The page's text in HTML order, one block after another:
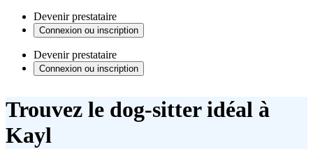
Devenir prestataire
Connexion ou inscription
Devenir prestataire
Connexion ou inscription
Trouvez le dog-sitter idéal à
Kayl